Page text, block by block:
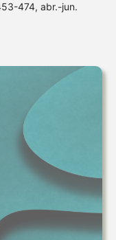
474, abr.-jun.